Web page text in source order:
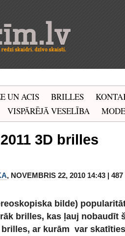
UN ACIS BRILLES
VISPĀRĒJĀ VESELĪBA MODE
3D brilles
, NOVEMBRIS 22, 2010 14:43 |
bilde)
brilles, kas ļauj nobaudīt
ar kurām var